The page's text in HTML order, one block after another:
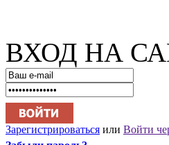
ВХОД НА
Зарегистрироваться или Войти